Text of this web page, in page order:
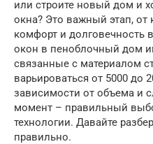
или строите новый дом и
окна? Это важный этап, от
комфорт и
окон в пеноблочный дом
связанные с материалом
варьироваться от 5000 до
зависимости от объема и
момент – правильный
технологии. Давайте
правильно.